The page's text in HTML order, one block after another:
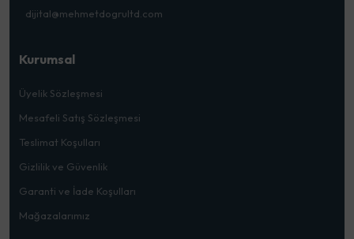
dijital@mehmetdogrultd.com
Kurumsal
Üyelik Sözleşmesi
Mesafeli Satış Sözleşmesi
Teslimat Koşulları
Gizlilik ve Güvenlik
Garanti ve İade Koşulları
Mağazalarımız